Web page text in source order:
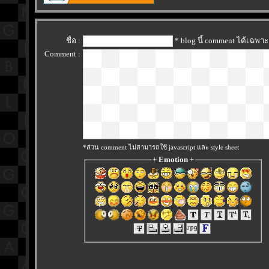
ชื่อ :
* blog นี้ comment ได้เฉพา
Comment :
*ส่วน comment ไม่สามารถใช้ javascript และ style sheet
+ Emotion+